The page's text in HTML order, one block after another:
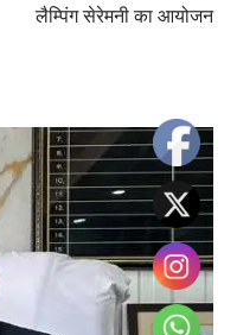
लैम्पिंग सेरेमनी का आयोजन